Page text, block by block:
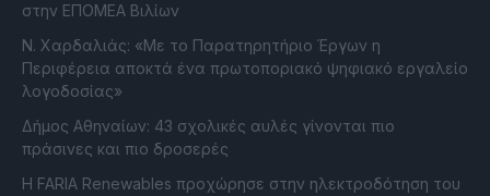
στην ΕΠΟΜΕΑ Βιλίων
Ν. Χαρδαλιάς: «Με το Παρατηρητήριο Έργων η
Περιφέρεια αποκτά ένα πρωτοποριακό ψηφιακό εργαλείο
λογοδοσίας»
Δήμος Αθηναίων: 43 σχολικές αυλές γίνονται πιο
πράσινες και πιο δροσερές
Η FARIA Renewables προχώρησε στην ηλεκτροδότηση του